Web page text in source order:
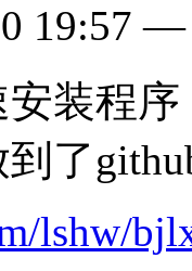
19:57
装程
了
lshw/